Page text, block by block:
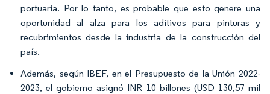
portuaria. Por lo tanto, es probable que esto genere una
oportunidad al alza para los aditivos para pinturas y
recubrimientos desde la industria de la construcción del
país.
Además, según IBEF, en el Presupuesto de la Unión 2022-
2023, el gobierno asignó INR 10 billones (USD 130,57 mil